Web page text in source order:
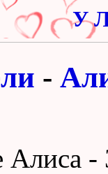
У
-
-